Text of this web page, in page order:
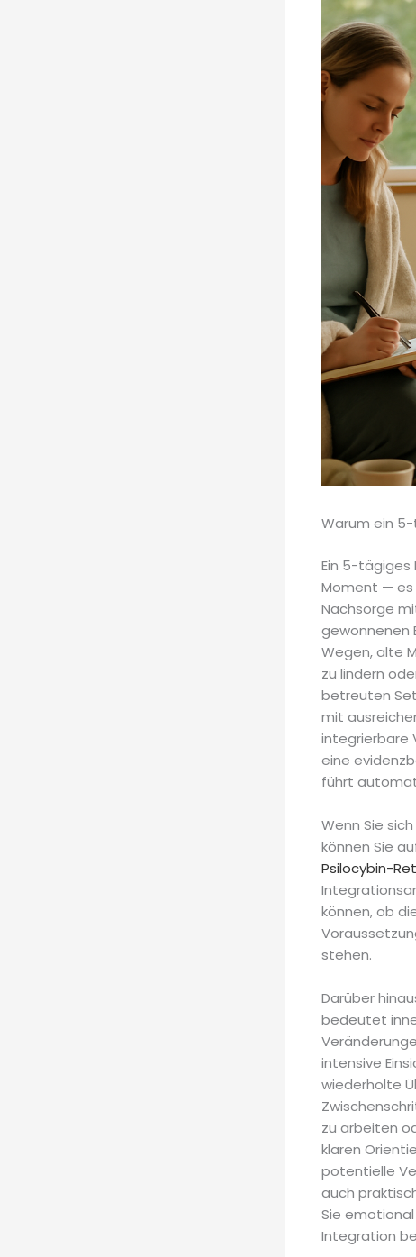
Warum ein
Ein 5-tägiges
Moment — es
Nachsorge
gewonnenen
Wegen, alte
zu lindern
betreuten
mit
integrierbare
eine
führt
Wenn Sie
können Sie
Psilocybin-
können, ob
stehen.
Darüber
bedeutet
intensive
wiederholte
zu arbeiten
klaren
potentielle
auch
Sie
Integration